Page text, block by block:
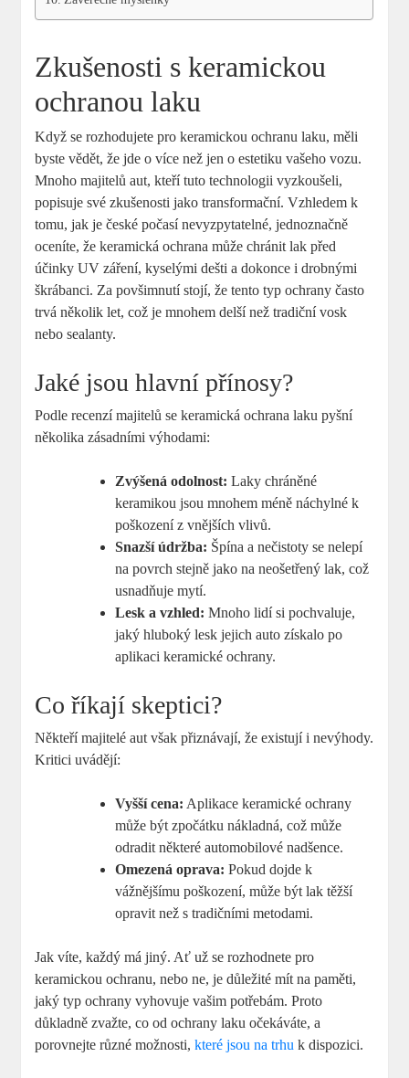
Zkušenosti s‍ keramickou
ochranou laku
Když‌ se rozhodujete‍ pro keramickou ochranu laku, měli
byste vědět, ‌že jde o⁣ více ‌než jen o ⁢estetiku vašeho vozu.
⁣Mnoho majitelů aut, kteří tuto ​technologii ⁤vyzkoušeli,
popisuje své zkušenosti‍ jako transformační. Vzhledem‌ k
tomu, jak je české počasí nevyzpytatelné, jednoznačně
oceníte, že keramická ochrana může chránit lak před
účinky UV záření, kyselými dešti​ a dokonce i ‌drobnými
škrábanci.‌ Za povšimnutí ‍stojí,‍ že tento typ ochrany často
trvá několik let, ⁢což je mnohem delší než tradiční ⁤vosk
nebo sealanty.
Jaké ‍jsou ‌hlavní přínosy?
Podle recenzí majitelů se keramická ochrana ​laku pyšní
několika​ zásadními výhodami:
Zvýšená​ odolnost: Laky chráněné
keramikou jsou mnohem méně náchylné k
poškození z vnějších vlivů.
Snazší údržba: Špína a nečistoty se nelepí
na ⁤povrch stejně jako na ‍neošetřený lak, což
usnadňuje mytí.
Lesk a vzhled: ⁢Mnoho lidí si‌ pochvaluje,
jaký hluboký lesk jejich auto získalo‌ po‍
aplikaci keramické ochrany.
Co ⁤říkají skeptici?
Někteří‍ majitelé ​aut však přiznávají, že existují i​ nevýhody.
Kritici⁤ uvádějí:
Vyšší‍ cena: Aplikace‍ keramické ochrany
může ⁤být zpočátku nákladná, což ‍může
⁤odradit některé automobilové⁢ nadšence.
Omezená oprava: Pokud dojde k
vážnějšímu poškození, může být lak těžší
⁢opravit než s tradičními‌ metodami.
Jak víte, každý‌ má jiný. ​Ať už se rozhodnete pro⁢
keramickou ochranu, nebo ne, je důležité ⁤mít⁤ na paměti,
⁢jaký typ‍ ochrany‍ vyhovuje vašim ⁣potřebám. Proto
důkladně zvažte,⁢ co od ochrany laku očekáváte, a
porovnejte různé možnosti,které jsou na trhu ‍k dispozici.